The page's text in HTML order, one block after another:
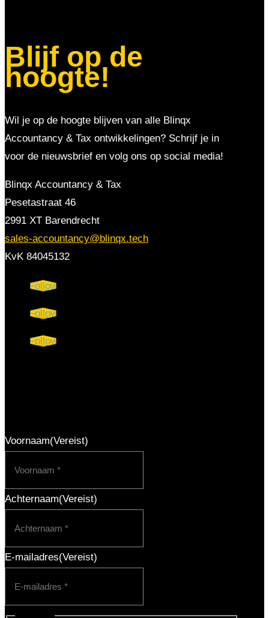
Blijf op de
hoogte!
Wil je op de hoogte blijven van alle Blinqx
Accountancy & Tax ontwikkelingen? Schrijf je in
voor de nieuwsbrief en volg ons op social media!
Blinqx Accountancy & Tax
Pesetastraat 46
2991 XT Barendrecht
sales-accountancy@blinqx.tech
KvK 84045132
Follow
Follow
Follow
Voornaam(Vereist)
Achternaam(Vereist)
E-mailadres(Vereist)